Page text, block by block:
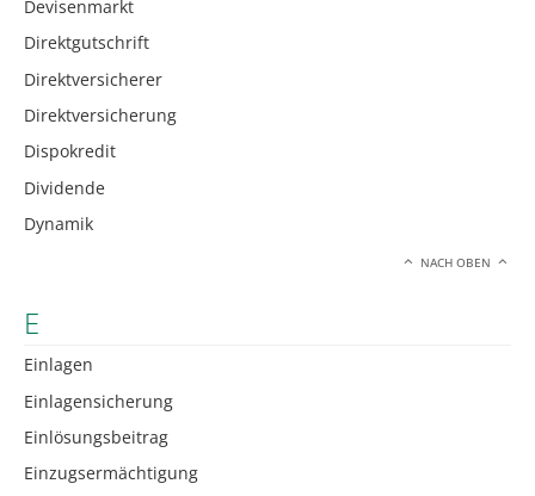
Devisenmarkt
Direktgutschrift
Direktversicherer
Direktversicherung
Dispokredit
Dividende
Dynamik
NACH OBEN
E
Einlagen
Einlagensicherung
Einlösungsbeitrag
Einzugsermächtigung